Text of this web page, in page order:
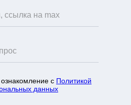
с Политикой
данных